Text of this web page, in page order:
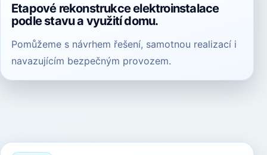
Etapové rekonstrukce elektroinstalace
podle stavu a využití domu.
Pomůžeme s návrhem řešení, samotnou realizací i
navazujícím bezpečným provozem.